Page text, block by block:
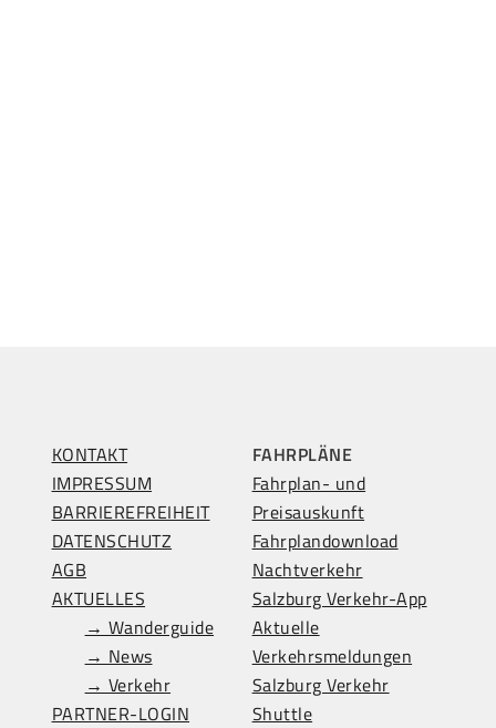
KONTAKT
IMPRESSUM
BARRIEREFREIHEIT
DATENSCHUTZ
AGB
AKTUELLES
→ Wanderguide
→ News
→ Verkehr
PARTNER-LOGIN
FAHRPLÄNE
Fahrplan- und
Preisauskunft
Fahrplandownload
Nachtverkehr
Salzburg Verkehr-App
Aktuelle
Verkehrsmeldungen
Salzburg Verkehr
Shuttle